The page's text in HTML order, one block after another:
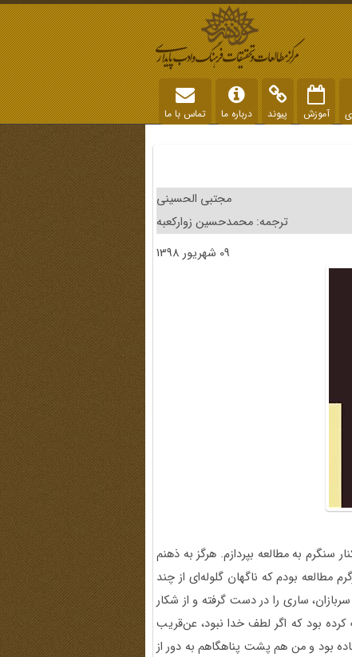
آموزش پیوند درباره ما تماس با ما
مجتبی الحسینی
ترجمه: محمدحسین زوارکعبه
09 شهریور 1398
سنگرم به مطالعه بپردازم. هرگز به ذهنم
بودم که ناگهان گلوله‌ای از چند
ساری را در دست گرفته و از شکار
بود که اگر لطف خدا نبود، عن‌قریب
بود و من هم پشت پناهگاهم به دور از